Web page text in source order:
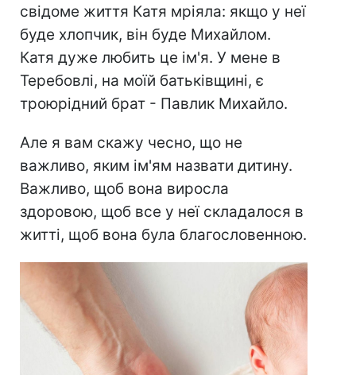
свідоме життя Катя мріяла: якщо у неї
буде хлопчик, він буде Михайлом.
Катя дуже любить це ім'я. У мене в
Теребовлі, на моїй батьківщині, є
троюрідний брат - Павлик Михайло.
Але я вам скажу чесно, що не
важливо, яким ім'ям назвати дитину.
Важливо, щоб вона виросла
здоровою, щоб все у неї складалося в
житті, щоб вона була благословенною.